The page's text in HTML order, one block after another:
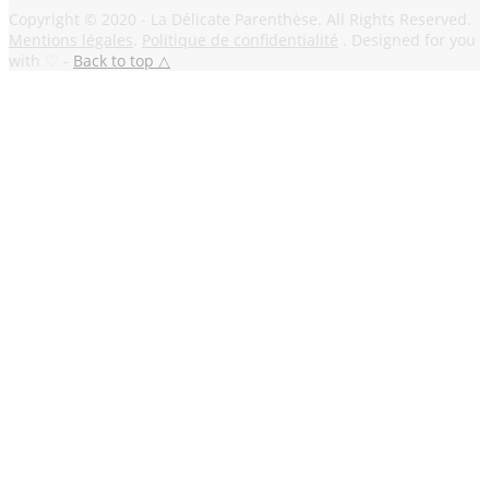
Copyright © 2020 - La Délicate Parenthèse. All Rights Reserved.
Mentions légales Politique de confidentialité . Designed for you
with ♡ - Back to top △